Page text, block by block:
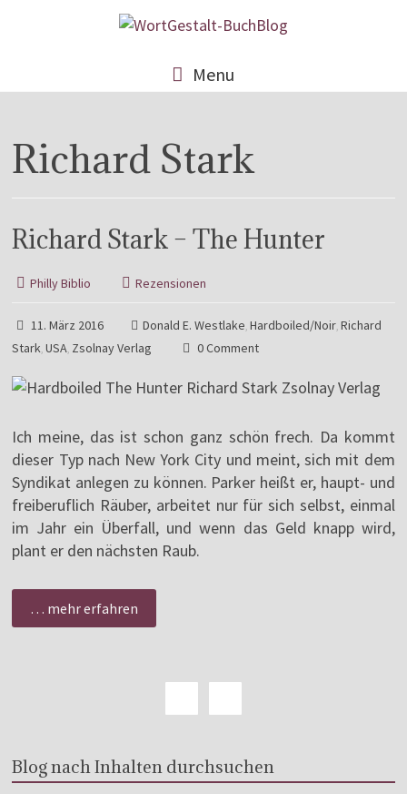
Menu
Richard Stark
Richard Stark – The Hunter
Philly Biblio Rezensionen
11. März 2016 Donald E. Westlake,Hardboiled/Noir,Richard
Stark,USA, Zsolnay Verlag 0 Comment
Ich meine, das ist schon ganz schön frech. Da kommt
dieser Typ nach New York City und meint, sich mit dem
Syndikat anlegen zu können. Parker heißt er, haupt- und
freiberuflich Räuber, arbeitet nur für sich selbst, einmal
im Jahr ein Überfall, und wenn das Geld knapp wird,
plant er den nächsten Raub.
… mehr erfahren
Blog nach Inhalten durchsuchen